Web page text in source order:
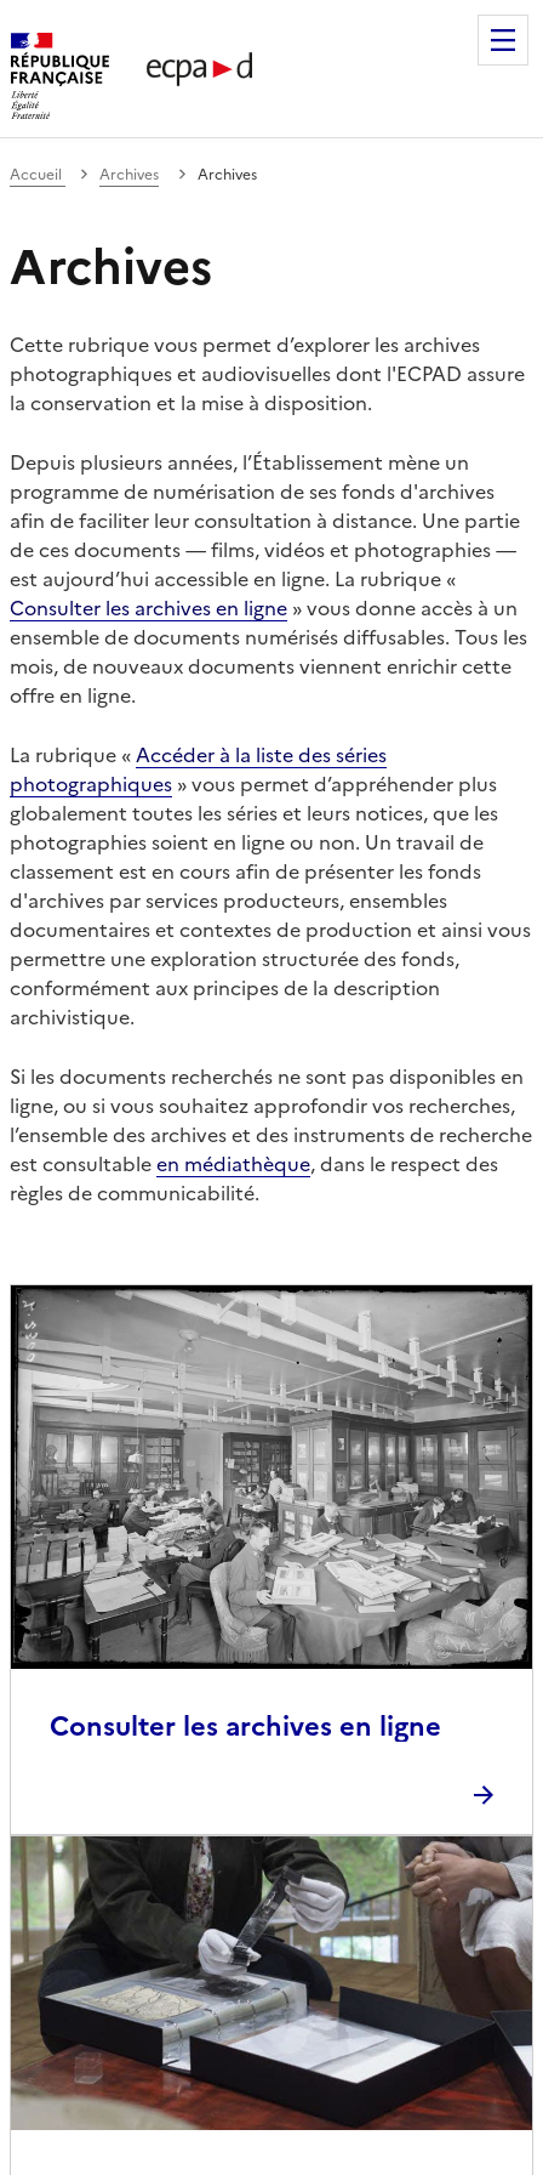
de communication et de production
Accueil Archives Archives
Archives
Cette rubrique vous permet d’explorer les archives
photographiques et audiovisuelles dont l'ECPAD assure
la conservation et la mise à disposition.
Depuis plusieurs années, l’Établissement mène un
programme de numérisation de ses fonds d'archives
afin de faciliter leur consultation à distance. Une partie
de ces documents — films, vidéos et photographies —
est aujourd’hui accessible en ligne. La rubrique «
Consulter les archives en ligne » vous donne accès à un
ensemble de documents numérisés diffusables. Tous les
mois, de nouveaux documents viennent enrichir cette
offre en ligne.
La rubrique « Accéder à la liste des séries
photographiques » vous permet d’appréhender plus
globalement toutes les séries et leurs notices, que les
photographies soient en ligne ou non. Un travail de
classement est en cours afin de présenter les fonds
d'archives par services producteurs, ensembles
documentaires et contextes de production et ainsi vous
permettre une exploration structurée des fonds,
conformément aux principes de la description
archivistique.
Si les documents recherchés ne sont pas disponibles en
ligne, ou si vous souhaitez approfondir vos recherches,
l’ensemble des archives et des instruments de recherche
est consultableen médiathèque, dans le respect des
règles de communicabilité.
Consulter les archives en ligne